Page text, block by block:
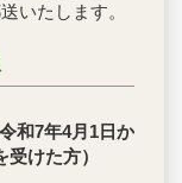
いたします。
和7年4月1日か
けた方）